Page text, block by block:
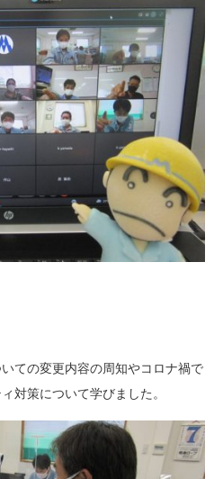
ての変更内容の周知やコロナ禍で
対策について学びました。